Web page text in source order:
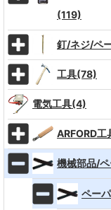
(119)
釘/ネジ/ペ
工具(78)
電気工具(4)
ARFORD
機械部品/
ペー